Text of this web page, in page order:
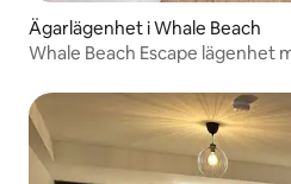
Ägarlägenhet i Whale Beach
Whale Beach Escape lägenhet